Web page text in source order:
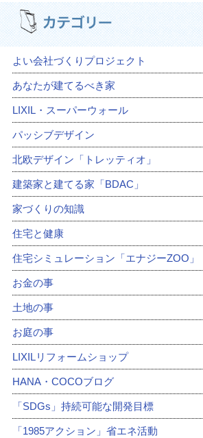
よい会社づくりプロジェクト
あなたが建てるべき家
LIXIL・スーパーウォール
パッシブデザイン
北欧デザイン「トレッティオ」
建築家と建てる家「BDAC」
家づくりの知識
住宅と健康
住宅シミュレーション「エナジーZOO」
お金の事
土地の事
お庭の事
LIXILリフォームショップ
HANA・COCOブログ
「SDGs」持続可能な開発目標
「1985アクション」省エネ活動